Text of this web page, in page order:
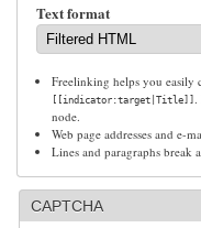
Text format
Freelinking helps you
[[indicator:target|Title]]
node.
Web page addresses and e-
Lines and paragraphs break
CAPTCHA